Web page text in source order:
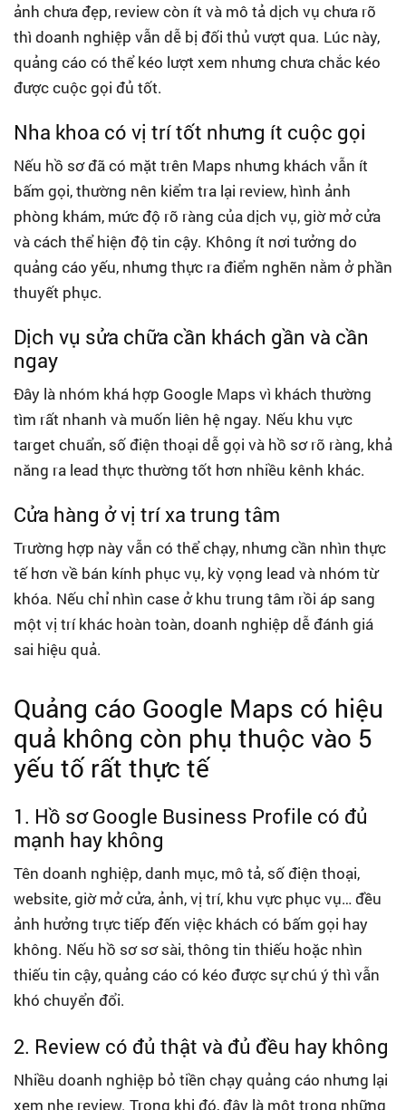
ảnh chưa đẹp, review còn ít và mô tả dịch vụ chưa rõ
thì doanh nghiệp vẫn dễ bị đối thủ vượt qua. Lúc này,
quảng cáo có thể kéo lượt xem nhưng chưa chắc kéo
được cuộc gọi đủ tốt.
Nha khoa có vị trí tốt nhưng ít cuộc gọi
Nếu hồ sơ đã có mặt trên Maps nhưng khách vẫn ít
bấm gọi, thường nên kiểm tra lại review, hình ảnh
phòng khám, mức độ rõ ràng của dịch vụ, giờ mở cửa
và cách thể hiện độ tin cậy. Không ít nơi tưởng do
quảng cáo yếu, nhưng thực ra điểm nghẽn nằm ở phần
thuyết phục.
Dịch vụ sửa chữa cần khách gần và cần
ngay
Đây là nhóm khá hợp Google Maps vì khách thường
tìm rất nhanh và muốn liên hệ ngay. Nếu khu vực
target chuẩn, số điện thoại dễ gọi và hồ sơ rõ ràng, khả
năng ra lead thực thường tốt hơn nhiều kênh khác.
Cửa hàng ở vị trí xa trung tâm
Trường hợp này vẫn có thể chạy, nhưng cần nhìn thực
tế hơn về bán kính phục vụ, kỳ vọng lead và nhóm từ
khóa. Nếu chỉ nhìn case ở khu trung tâm rồi áp sang
một vị trí khác hoàn toàn, doanh nghiệp dễ đánh giá
sai hiệu quả.
Quảng cáo Google Maps có hiệu
quả không còn phụ thuộc vào 5
yếu tố rất thực tế
1. Hồ sơ Google Business Profile có đủ
mạnh hay không
Tên doanh nghiệp, danh mục, mô tả, số điện thoại,
website, giờ mở cửa, ảnh, vị trí, khu vực phục vụ… đều
ảnh hưởng trực tiếp đến việc khách có bấm gọi hay
không. Nếu hồ sơ sơ sài, thông tin thiếu hoặc nhìn
thiếu tin cậy, quảng cáo có kéo được sự chú ý thì vẫn
khó chuyển đổi.
2. Review có đủ thật và đủ đều hay không
Nhiều doanh nghiệp bỏ tiền chạy quảng cáo nhưng lại
xem nhẹ review. Trong khi đó, đây là một trong những